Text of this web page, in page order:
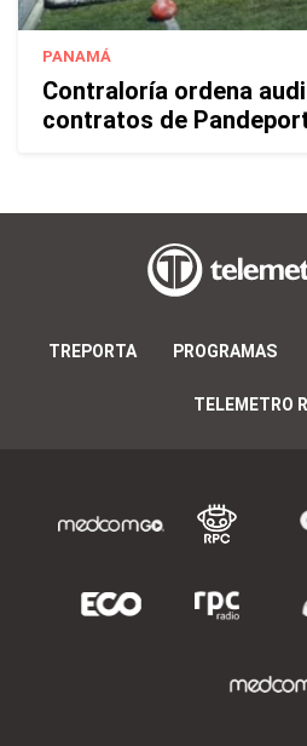
PANAMÁ
Contraloría ordena
contratos de
TREPORTA PROGRAMAS
TELEMETRO